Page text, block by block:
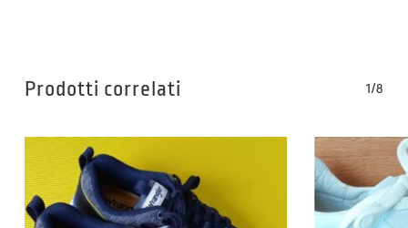
Prodotti correlati 1/8